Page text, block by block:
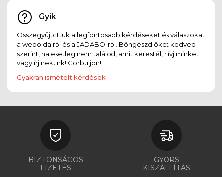
Gyik
Összegyűjtöttük a legfontosabb kérdéseket és válaszokat
a weboldalról és a JADABO-ról. Böngészd őket kedved
szerint, ha esetleg nem találod, amit kerestél, hívj minket
vagy írj nekünk! Görbüljön!
Gyakran ismételt kérdések
BIZTONSÁGOS
FIZETÉS
GYORS
KISZÁLLÍTÁS